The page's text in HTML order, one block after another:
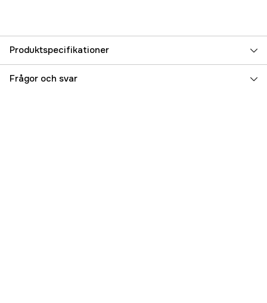
Produktspecifikationer
Referensnummer 5000022611
Frågor och svar